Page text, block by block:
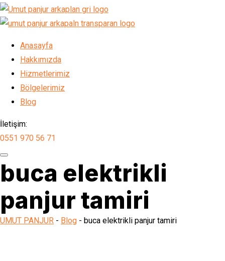
Anasayfa
Hakkımızda
Hizmetlerimiz
Bölgelerimiz
Blog
İletişim:
0551 970 56 71
buca elektrikli
panjur tamiri
UMUT PANJUR - Blog - buca elektrikli panjur tamiri